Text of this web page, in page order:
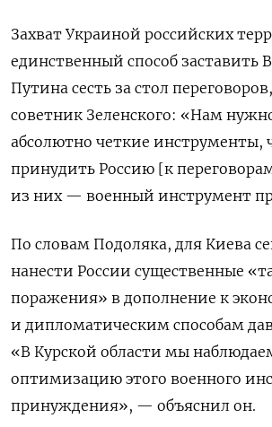
Захват Украиной российских
единственный способ заставить
Путина сесть за стол
советник Зеленского: «Нам
абсолютно четкие инструменты,
принудить Россию [к
из них — военный инструмент
По словам Подоляка, для Киева
нанести России существенные
поражения» в дополнение к
и дипломатическим способам
«В Курской области мы
оптимизацию этого военного
принуждения», — объяснил он.